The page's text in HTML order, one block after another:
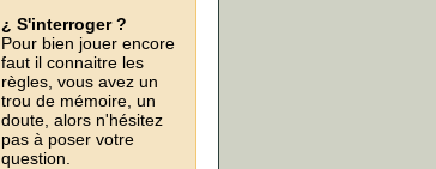
¿ S'interroger ?
Pour bien jouer encore
faut il connaitre les
règles, vous avez un
trou de mémoire, un
doute, alors n'hésitez
pas à poser votre
question.